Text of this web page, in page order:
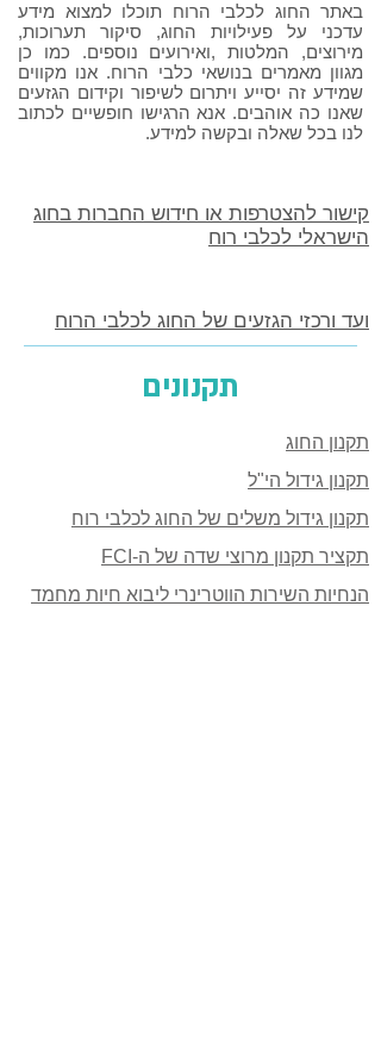
באתר החוג לכלבי הרוח תוכלו למצוא מידע
עדכני על פעילויות החוג, סיקור תערוכות,
מירוצים, המלטות ,ואירועים נוספים. כמו כן
מגוון מאמרים בנושאי כלבי הרוח. אנו מקווים
שמידע זה יסייע ויתרום לשיפור וקידום הגזעים
שאנו כה אוהבים. אנא הרגישו חופשיים לכתוב
לנו בכל שאלה ובקשה למידע.
תקנון החוג
תקנון גידול הי"ל
תקנון גידול משלים של החוג לכלבי רוח
תקציר תקנון מרוצי שדה של ה-FCI
הנחיות השירות הווטרינרי ליבוא חיות מחמד
תקנונים
ועד ורכזי הגזעים של החוג לכלבי הרוח
קישור להצטרפות או חידוש החברות בחוג
הישראלי לכלבי רוח